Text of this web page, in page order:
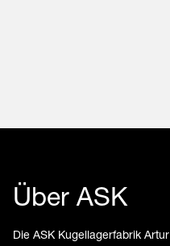
Über ASK
Die ASK Kugellagerfabrik